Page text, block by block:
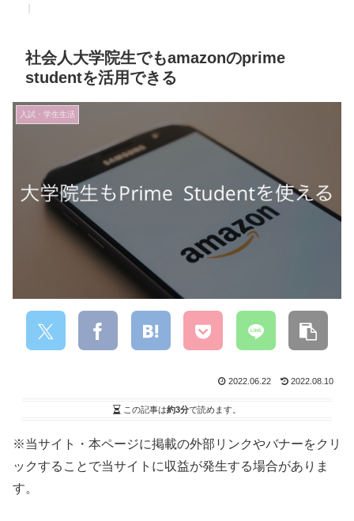
社会人大学院生でもamazonのprime
studentを活用できる
入試・学生生活
2022.06.22 2022.08.10
この記事は約3分で読めます。
※当サイト・本ページに掲載の外部リンクやバナーをクリ
ックすることで当サイトに収益が発生する場合がありま
す。